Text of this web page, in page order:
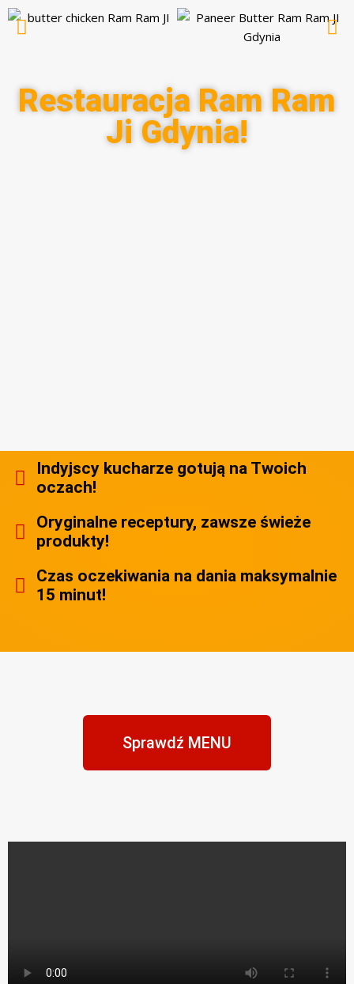
Restauracja Ram Ram
Ji Gdynia!
Indyjscy kucharze gotują na Twoich
oczach!
Oryginalne receptury, zawsze świeże
produkty!
Czas oczekiwania na dania maksymalnie
15 minut!
Sprawdź MENU